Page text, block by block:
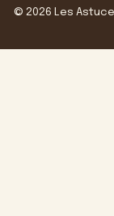
© 2026 Les